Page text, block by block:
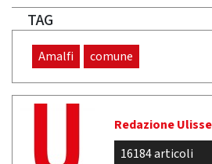
TAG
Amalfi comune
Redazione
16184 articoli